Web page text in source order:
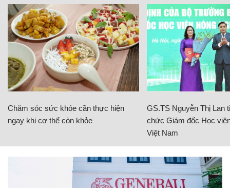
Chăm sóc sức khỏe cần thực hiện
ngay khi cơ thể còn khỏe
GS.TS Nguyễn Thị Lan
chức Giám đốc Học
Việt Nam